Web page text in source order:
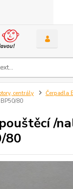
centrály Čerpadla
80
/
80